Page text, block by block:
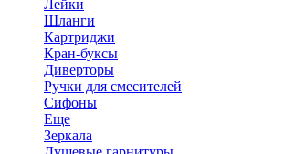
Лейки
Шланги
Картриджи
Кран-буксы
Диверторы
Ручки для смесителей
Сифоны
Еще
Зеркала